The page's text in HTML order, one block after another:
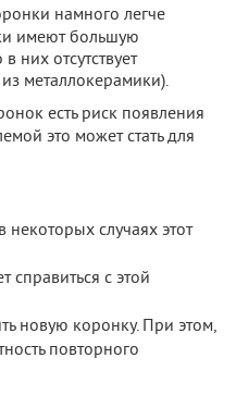
намного легче
имеют большую
них отсутствует
металлокерамики).
есть риск появления
это может стать для
случаях этот
справиться с этой
новую коронку. При этом,
повторного